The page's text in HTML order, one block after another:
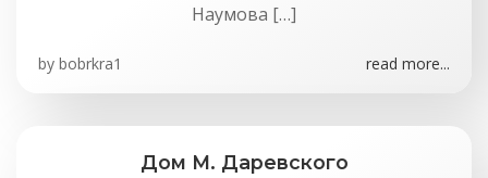
Наумова […]
by bobrkra1 read more...
Дом М. Даревского